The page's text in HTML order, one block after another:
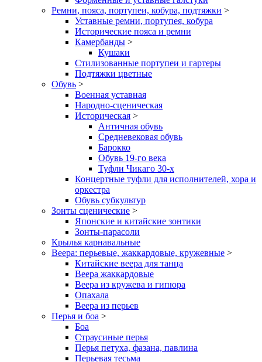
Ремни, пояса, портупеи, кобура, подтяжки >
Уставные ремни, портупея, кобура
Исторические пояса и ремни
Камербанды >
Кушаки
Стилизованные портупеи и гартеры
Подтяжки цветные
Обувь >
Военная уставная
Народно-сценическая
Историческая >
Античная обувь
Средневековая обувь
Барокко
Обувь 19-го века
Туфли Чикаго 30-х
Концертные туфли для исполнителей, хора и
оркестра
Обувь субкультур
Зонты сценические >
Японские и китайские зонтики
Зонты-парасоли
Крылья карнавальные
Веера: перьевые, жаккардовые, кружевные >
Китайские веера для танца
Веера жаккардовые
Веера из кружева и гипюра
Опахала
Веера из перьев
Перья и боа >
Боа
Страусиные перья
Перья петуха, фазана, павлина
Перьевая тесьма